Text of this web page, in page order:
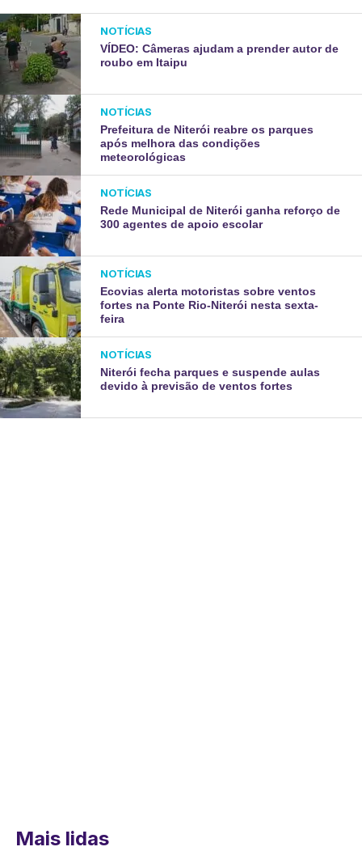
NOTÍCIAS
VÍDEO: Câmeras ajudam a prender autor de
roubo em Itaipu
NOTÍCIAS
Prefeitura de Niterói reabre os parques
após melhora das condições
meteorológicas
NOTÍCIAS
Rede Municipal de Niterói ganha reforço de
300 agentes de apoio escolar
NOTÍCIAS
Ecovias alerta motoristas sobre ventos
fortes na Ponte Rio-Niterói nesta sexta-
feira
NOTÍCIAS
Niterói fecha parques e suspende aulas
devido à previsão de ventos fortes
Mais lidas